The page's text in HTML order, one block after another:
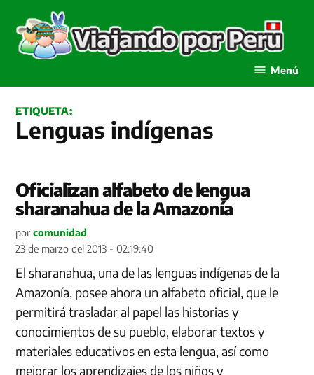
contenido
Menú
ETIQUETA:
Lenguas indígenas
Oficializan alfabeto de lengua
sharanahua de la Amazonía
por comunidad
23 de marzo del 2013 - 02:19:40
El sharanahua, una de las lenguas indígenas de la
Amazonía, posee ahora un alfabeto oficial, que le
permitirá trasladar al papel las historias y
conocimientos de su pueblo, elaborar textos y
materiales educativos en esta lengua, así como
mejorar los aprendizajes de los niños y